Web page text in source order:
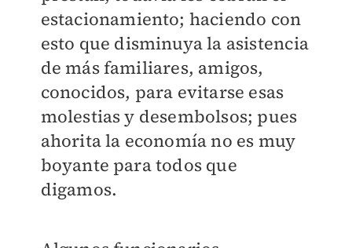
estacionamiento; haciendo con
esto que disminuya la asistencia
de más familiares, amigos,
conocidos, para evitarse esas
molestias y desembolsos; pues
ahorita la economía no es muy
boyante para todos que
digamos.